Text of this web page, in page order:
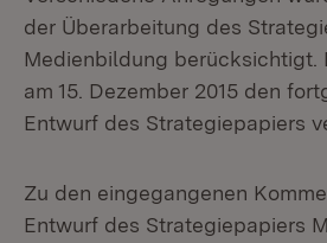
der Überarbeitung des
Medienbildung berücksichtigt.
am 15. Dezember 2015 den
Entwurf des Strategiepapiers
Zu den eingegangenen
Entwurf des Strategiepapiers